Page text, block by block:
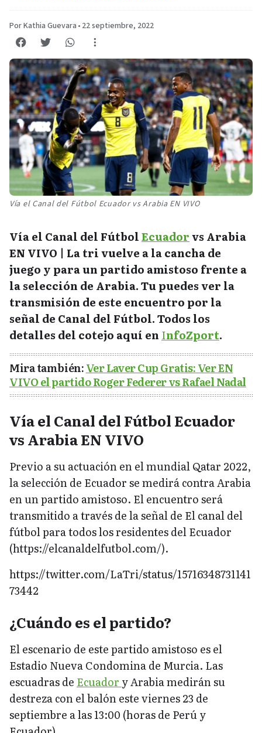
Por Kathia Guevara • 22 septiembre, 2022
Vía el Canal del Fútbol Ecuador vs Arabia EN VIVO
Vía el Canal del FútbolEcuadorvs Arabia
EN VIVO | La tri vuelve a la cancha de
juego y para un partido amistoso frente a
la selección de Arabia. Tu puedes ver la
transmisión de este encuentro por la
señal de Canal del Fútbol. Todos los
detalles del cotejo aquí en InfoZport.
Mira también:Ver Laver Cup Gratis: Ver EN
VIVO el partido Roger Federer vs Rafael Nadal
Vía el Canal del Fútbol Ecuador
vs Arabia EN VIVO
Previo a su actuación en el mundial Qatar 2022,
la selección de Ecuador se medirá contra Arabia
en un partido amistoso. El encuentro será
transmitido a través de la señal de El canal del
fútbol para todos los residentes del Ecuador
(https://elcanaldelfutbol.com/).
https://twitter.com/LaTri/status/15716348731141
73442
¿Cuándo es el partido?
El escenario de este partido amistoso es el
Estadio NuevaCondomina de Murcia. Las
escuadras de Ecuador y Arabia medirán su
destreza con el balón este viernes 23 de
septiembre a las 13:00 (horas de Perú y